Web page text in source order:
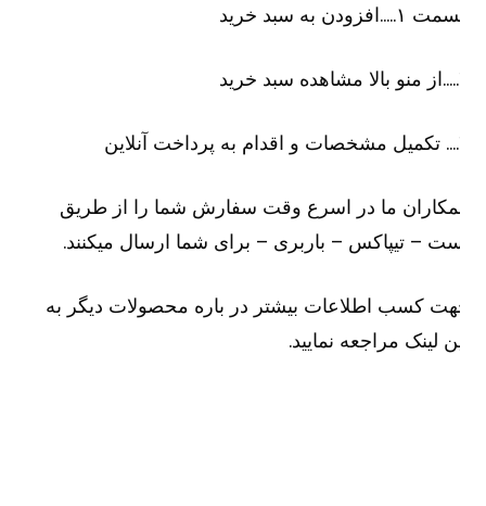
به سبد خرید
ما در اسرع وقت سفارش شما را از طریق
– تیپاکس – باربری – برای شما ارسال میکنند.
کسب اطلاعات بیشتر در باره محصولات دیگر به
لینک مراجعه نمایید.